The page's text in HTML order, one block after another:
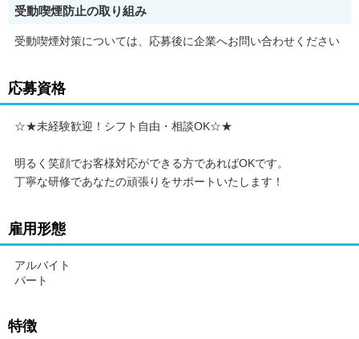
受動喫煙防止の取り組み
受動喫煙対策については、応募後に企業へお問い合わせください
応募資格
☆★未経験歓迎！シフト自由・相談OK☆★
明るく笑顔でお客様対応ができる方であればOKです。
丁寧な研修であなたの頑張りをサポートいたします！
雇用形態
アルバイト
パート
特徴